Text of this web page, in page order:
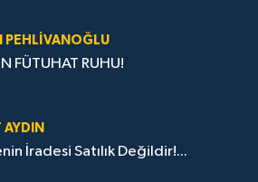
PEHLIVANOĞLU
FÜTUHAT RUHU!
AYDIN
İradesi Satılık Değildir!...